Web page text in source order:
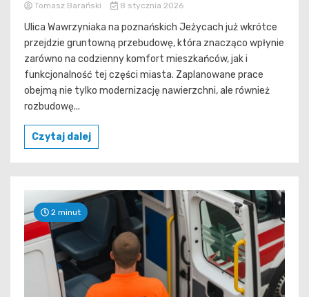
Tomasz Barański 8 stycznia 2026
Ulica Wawrzyniaka na poznańskich Jeżycach już wkrótce
przejdzie gruntowną przebudowę, która znacząco wpłynie
zarówno na codzienny komfort mieszkańców, jak i
funkcjonalność tej części miasta. Zaplanowane prace
obejmą nie tylko modernizację nawierzchni, ale również
rozbudowę...
Czytaj dalej
2 minut